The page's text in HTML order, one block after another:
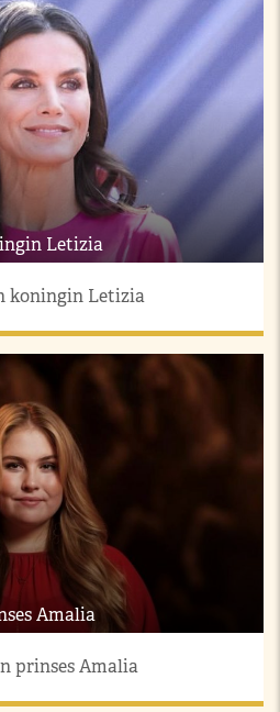
Letizia
koningin Letizia
Amalia
prinses Amalia